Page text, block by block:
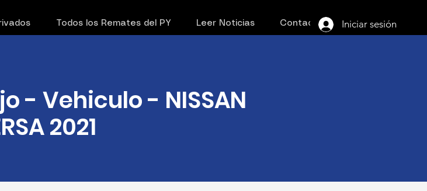
Todos los Remates del PY Leer Noticias Contacto Iniciar sesión
- Vehiculo - NISSAN
2021